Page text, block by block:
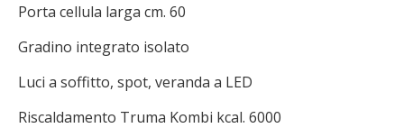
Porta cellula larga cm. 60
Gradino integrato isolato
Luci a soffitto, spot, veranda a LED
Riscaldamento Truma Kombi kcal. 6000